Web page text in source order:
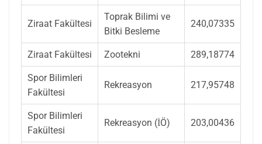
Ziraat Fakültesi
Toprak Bilimi ve
Bitki Besleme
240,07335
Ziraat Fakültesi Zootekni 289,18774
Spor Bilimleri
Fakültesi
Rekreasyon 217,95748
Spor Bilimleri
Fakültesi
Rekreasyon (İÖ) 203,00436